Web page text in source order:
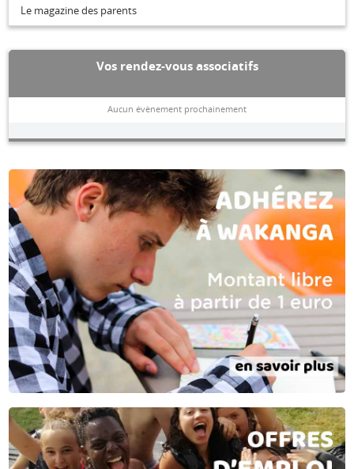
Le magazine des parents
Vos rendez-vous associatifs
Aucun évènement prochainement